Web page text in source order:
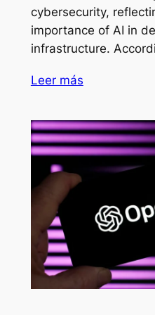
cybersecurity,
importance of AI in
infrastructure.
Leer más